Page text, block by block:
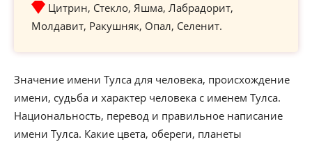
Цитрин, Стекло, Яшма, Лабрадорит,
Молдавит, Ракушняк, Опал, Селенит.
Значение имени Тулса для человека, происхождение
имени, судьба и характер человека с именем Тулса.
Национальность, перевод и правильное написание
имени Тулса. Какие цвета, обереги, планеты